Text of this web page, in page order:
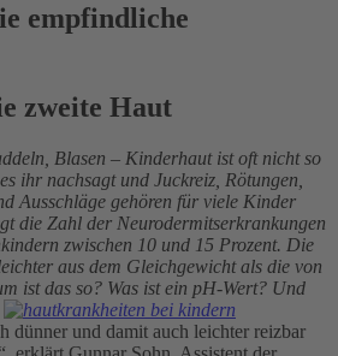
empfindliche
zweite Haut
Blasen – Kinderhaut ist oft nicht so
ihr nachsagt und Juckreiz, Rötungen,
Ausschläge gehören für viele Kinder
die Zahl der Neurodermitserkrankungen
zwischen 10 und 15 Prozent. Die
aus dem Gleichgewicht als die von
ist das so? Was ist ein pH-Wert? Und
dünner und damit auch leichter reizbar